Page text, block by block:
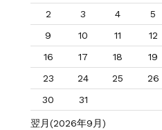
2
3 4 5
9
10 11 12
16
17 18 19
23
24 25 26
30
31
翌月(2026年9月)